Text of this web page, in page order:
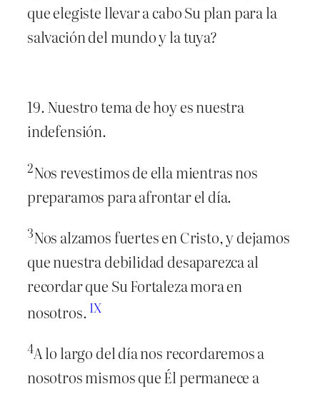
que elegiste llevar a cabo Su plan para la
salvación del mundo y la tuya?
19. Nuestro tema de hoy es nuestra
indefensión.
2Nos revestimos de ella mientras nos
preparamos para afrontar el día.
3Nos alzamos fuertes en Cristo, y dejamos
que nuestra debilidad desaparezca al
recordar que Su Fortaleza mora en
nosotros. IX
4A lo largo del día nos recordaremos a
nosotros mismos que Él permanece a